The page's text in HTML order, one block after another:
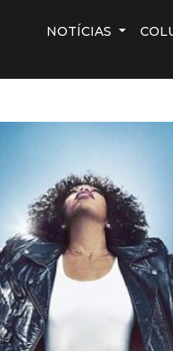
NOTÍCIAS